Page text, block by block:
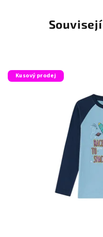
Kusový prodej